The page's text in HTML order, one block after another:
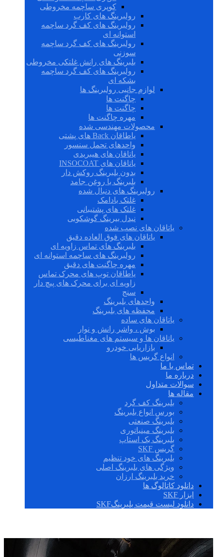
کوپری ساچمه مخروطی
رولبرینگ های کارب
رولبرینگ های کف گرد ساچمه
استوانه ای
رولبرینگ های کف گرد ساچمه
سوزنی
بلبرینگ های رانش غلتکی مخروطی
رولبرینگ های کف گرد ساچمه
بشکه ای
لوازم جانبی رولبرینگ ها
چاگنت ها
چاگنت ها
مهره چاگنت ها
محصولات مهندسی شده
یاطاقان Back های پشتی
واحدهای تحمل سنسور
یاتاقان های هیبریدی
یاتاقان های INSOCOAT
بدون بلبرینگ روکش دار
بلبرینگ با روغن جامد
رولبرینگ های دنبال شده
غلتک بادامک
غلتک های پشتیبانی
نیدل بیرینگ گوشکوبی
یاتاقان های نصب شده
یاتاقان های فوق العاده دقیق
بلبرینگ های تماس زاویه ای
رولبرینگ های ساچمه استوانه ای
مهره چاگنت های دقیق
یاطاقان توپ های محرک تماس
زاویه ای برای محرک های پیچ دار
سنج
واحدهای بلبرینگ
محفظه های بلبرینگ
یاتاقان های ساده
بوش ، واشر رانش و نوار
یاتاقان ها و سیستم های مغناطیسی
بازاریابی خودرو
انواع گریس ها
تماس با ما
درباره ما
سوالات متداول
مقاله ها
بلبرینگ کف گرد
بورس انواع بلبرینگ
بلبرینگ صنعتی
بلبرینگ مینیاتوری
بلبرینگ بک استاپ
گریس SKF
بلبرینگ های خود تنظیم
ویژگی های بلبرینگ اصلی
خرید بلبرینگ ارزان
دانلود کاتالوگ ها
ابزار SKF
دانلود لیست قیمت بلبرینگSKF